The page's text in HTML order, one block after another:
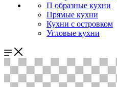
П образные кухни
Прямые кухни
Кухни с островком
Угловые кухни